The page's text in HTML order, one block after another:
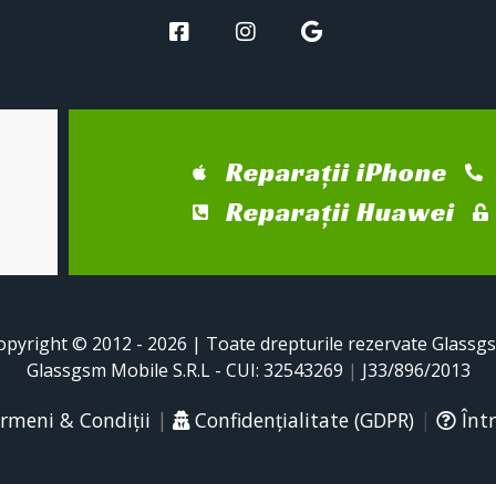
Reparații iPhone
Reparații Huawei
© 2012 - 2026 | Toate drepturile rezervate
Glassgsm Mobile S.R.L - CUI: 32543269 | J33/896/2013
& Condiții | Confidențialitate (GDPR) |